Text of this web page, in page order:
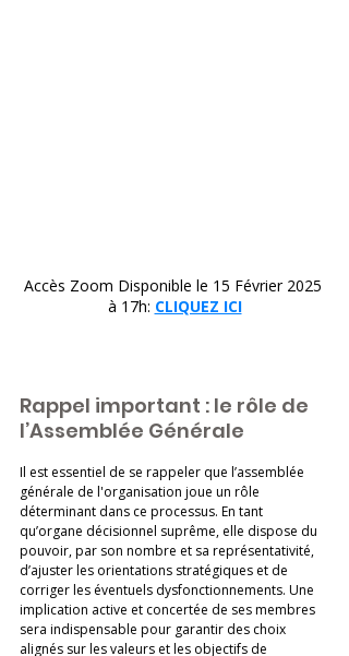
Accès Zoom Disponible le 15 Février 2025
à 17h: CLIQUEZ ICI
Rappel important : le rôle de
l’Assemblée Générale
Il est essentiel de se rappeler que l’assemblée
générale de l'organisation joue un rôle
déterminant dans ce processus. En tant
qu’organe décisionnel suprême, elle dispose du
pouvoir, par son nombre et sa représentativité,
d’ajuster les orientations stratégiques et de
corriger les éventuels dysfonctionnements. Une
implication active et concertée de ses membres
sera indispensable pour garantir des choix
alignés sur les valeurs et les objectifs de